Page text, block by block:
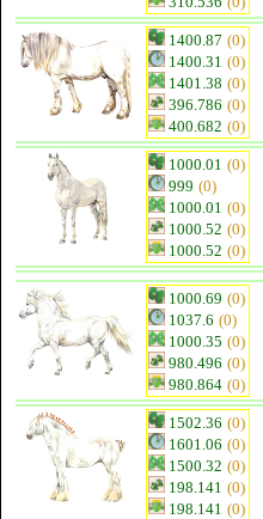
1400.87 (0)
1400.31 (0)
1401.38 (0)
396.786 (0)
400.682 (0)
1000.01 (0)
999 (0)
1000.01 (0)
1000.52 (0)
1000.52 (0)
1000.69 (0)
1037.6 (0)
1000.35 (0)
980.496 (0)
980.864 (0)
1502.36 (0)
1601.06 (0)
1500.32 (0)
198.141 (0)
198.141 (0)